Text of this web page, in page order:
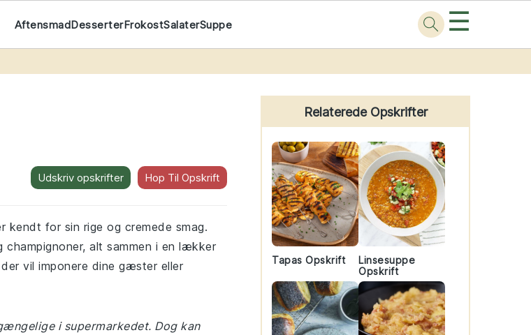
AftensmadDesserterFrokostSalaterSuppe ☰
Udskriv opskrifter Hop Til Opskrift
kendt for sin rige og cremede smag.
alt sammen i en lækker
vil imponere dine gæster eller
i supermarkedet. Dog kan
Primary
Sidebar
Relaterede Opskrifter
Tapas Opskrift
Linsesuppe
Opskrift